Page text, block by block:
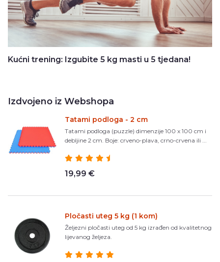
Kućni trening: Izgubite 5 kg masti u 5 tjedana!
Izdvojeno iz Webshopa
Tatami podloga - 2 cm
Tatami podloga (puzzle) dimenzije 100 x 100 cm i
debljine 2 cm. Boje: crveno-plava, crno-crvena ili ...
19,99 €
Pločasti uteg 5 kg (1 kom)
Željezni pločasti uteg od 5 kg izrađen od kvalitetnog
lijevanog željeza.